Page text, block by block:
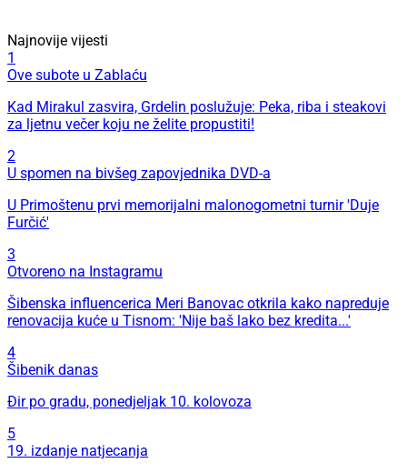
Najnovije vijesti
1
Ove subote u Zablaću
Kad Mirakul zasvira, Grdelin poslužuje: Peka, riba i steakovi
za ljetnu večer koju ne želite propustiti!
2
U spomen na bivšeg zapovjednika DVD-a
U Primoštenu prvi memorijalni malonogometni turnir 'Duje
Furčić'
3
Otvoreno na Instagramu
Šibenska influencerica Meri Banovac otkrila kako napreduje
renovacija kuće u Tisnom: 'Nije baš lako bez kredita...'
4
Šibenik danas
Đir po gradu, ponedjeljak 10. kolovoza
5
19. izdanje natjecanja